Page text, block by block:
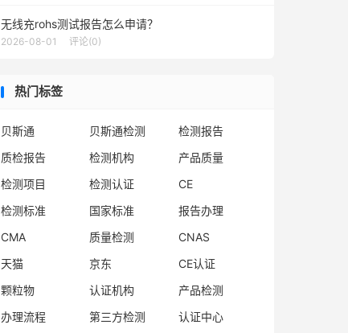
无线充rohs测试报告怎么申请？
2026-08-01 评论(0)
热门标签
贝斯通 贝斯通检测
检测报告
质检报告
检测机构
产品质量
检测项目
检测认证
CE
检测标准
国家标准
报告办理
CMA
质量检测
CNAS
天猫
京东
CE认证
颗粒物
认证机构
产品检测
办理流程
第三方检测
认证中心